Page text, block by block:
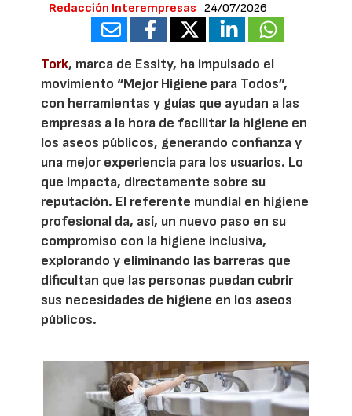
Redacción Interempresas 24/07/2026
Tork, marca de Essity, ha impulsado el
movimiento “Mejor Higiene para Todos”,
con herramientas y guías que ayudan a las
empresas a la hora de facilitar la higiene en
los aseos públicos, generando confianza y
una mejor experiencia para los usuarios. Lo
que impacta, directamente sobre su
reputación. El referente mundial en higiene
profesional da, así, un nuevo paso en su
compromiso con la higiene inclusiva,
explorando y eliminando las barreras que
dificultan que las personas puedan cubrir
sus necesidades de higiene en los aseos
públicos.